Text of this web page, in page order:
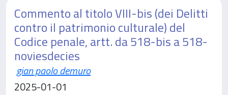
Commento al titolo VIII-bis (dei Delitti
contro il patrimonio culturale) del
Codice penale, artt. da 518-bis a 518-
noviesdecies
gian paolo demuro
2025-01-01